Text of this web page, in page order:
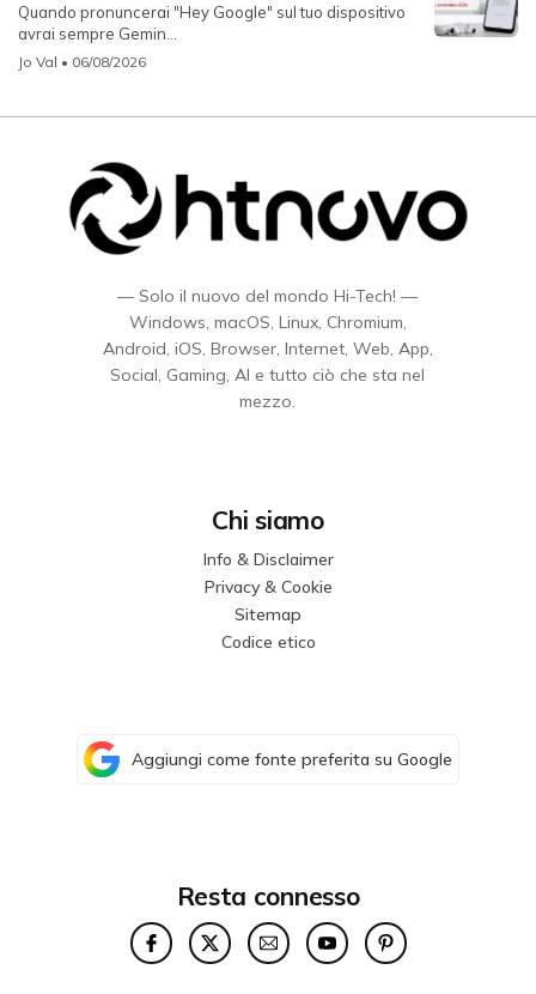
Quando pronuncerai "Hey Google" sul tuo dispositivo
avrai sempre Gemin...
Jo Val • 06/08/2026
— Solo il nuovo del mondo Hi-Tech! —
Windows, macOS, Linux, Chromium,
Android, iOS, Browser, Internet, Web, App,
Social, Gaming, AI e tutto ciò che sta nel
mezzo.
Chi siamo
Info & Disclaimer
Privacy & Cookie
Sitemap
Codice etico
Aggiungi come fonte preferita su Google
Resta connesso